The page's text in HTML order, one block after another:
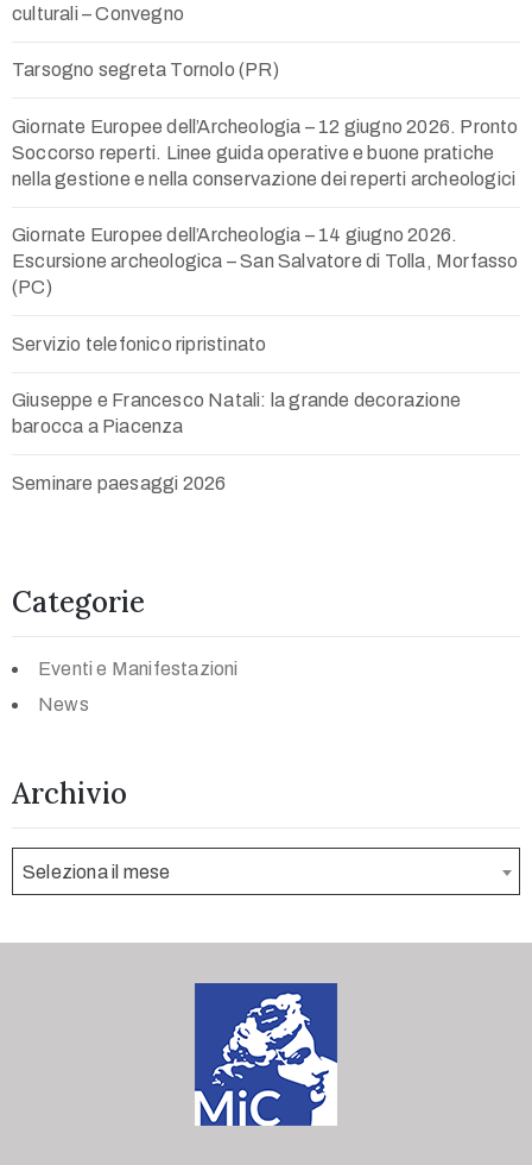
culturali – Convegno
Tarsogno segreta Tornolo (PR)
Giornate Europee dell’Archeologia – 12 giugno 2026. Pronto
Soccorso reperti. Linee guida operative e buone pratiche
nella gestione e nella conservazione dei reperti archeologici
Giornate Europee dell’Archeologia – 14 giugno 2026.
Escursione archeologica – San Salvatore di Tolla, Morfasso
(PC)
Servizio telefonico ripristinato
Giuseppe e Francesco Natali: la grande decorazione
barocca a Piacenza
Seminare paesaggi 2026
Categorie
Eventi e Manifestazioni
News
Archivio
Seleziona il mese